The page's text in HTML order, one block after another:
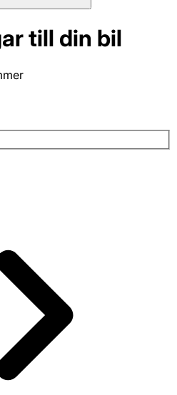
till din bil